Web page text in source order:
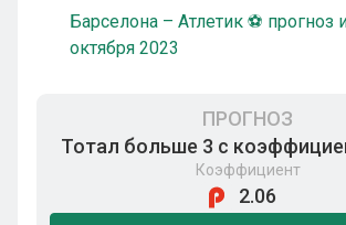
Барселона – Атлетик ⚽ прогноз
октября 2023
ПРОГНОЗ
Тотал больше 3 с
Коэффициент
2.06